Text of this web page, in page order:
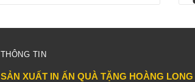
THÔNG TIN
SẢN XUẤT IN ẤN QUÀ TẶNG HOÀNG LONG